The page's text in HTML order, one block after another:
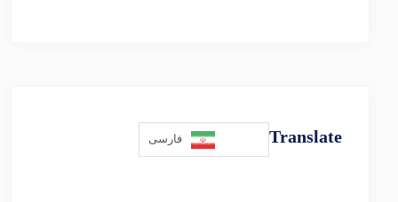
Translate فارسی